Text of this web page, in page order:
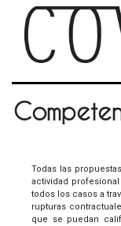
Todas las
actividad
todos los casos a
rupturas
que se puedan